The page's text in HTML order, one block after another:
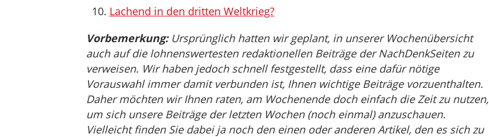
Lachend in den dritten Weltkrieg?
Vorbemerkung:Ursprünglich hatten wir geplant, in unserer Wochenübersicht
auch auf die lohnenswertesten redaktionellen Beiträge der NachDenkSeiten zu
verweisen. Wir haben jedoch schnell festgestellt, dass eine dafür nötige
Vorauswahl immer damit verbunden ist, Ihnen wichtige Beiträge vorzuenthalten.
Daher möchten wir Ihnen raten, am Wochenende doch einfach die Zeit zu nutzen,
um sich unsere Beiträge der letzten Wochen (noch einmal) anzuschauen.
Vielleicht finden Sie dabei ja noch den einen oder anderen Artikel, den es sich zu